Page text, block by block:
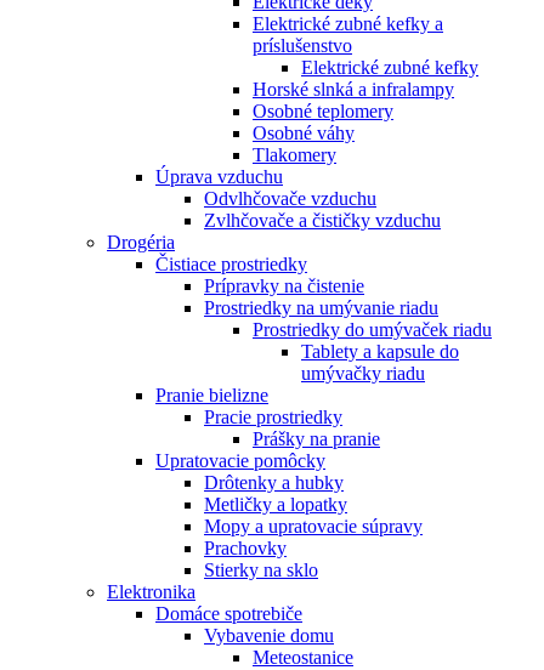
Elektrické zubné kefky a
príslušenstvo
Elektrické zubné kefky
Horské slnká a infralampy
Osobné teplomery
Osobné váhy
Tlakomery
Úprava vzduchu
Odvlhčovače vzduchu
Zvlhčovače a čističky vzduchu
Drogéria
Čistiace prostriedky
Prípravky na čistenie
Prostriedky na umývanie riadu
Prostriedky do umývaček riadu
Tablety a kapsule do
umývačky riadu
Pranie bielizne
Pracie prostriedky
Prášky na pranie
Upratovacie pomôcky
Drôtenky a hubky
Metličky a lopatky
Mopy a upratovacie súpravy
Prachovky
Stierky na sklo
Elektronika
Domáce spotrebiče
Vybavenie domu
Meteostanice